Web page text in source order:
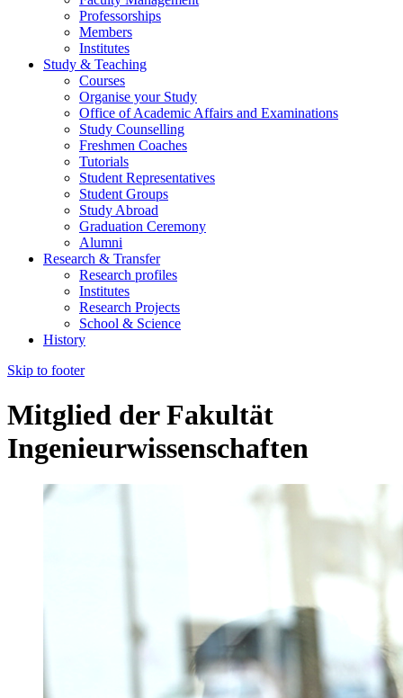
Professorships
Members
Institutes
Study & Teaching
Courses
Organise your Study
Office of Academic Affairs and Examinations
Study Counselling
Freshmen Coaches
Tutorials
Student Representatives
Student Groups
Study Abroad
Graduation Ceremony
Alumni
Research & Transfer
Research profiles
Institutes
Research Projects
School & Science
History
Skip to footer
Mitglied der Fakultät
Ingenieurwissenschaften